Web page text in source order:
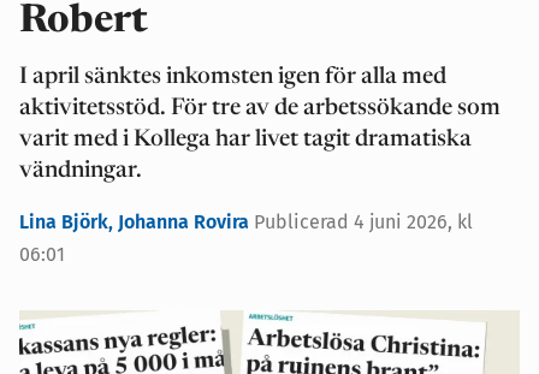
Robert
I april sänktes inkomsten igen för alla med
aktivitetsstöd. För tre av de arbetssökande som
varit med i Kollega har livet tagit dramatiska
vändningar.
Lina Björk, Johanna Rovira Publicerad 4 juni 2026, kl
06:01